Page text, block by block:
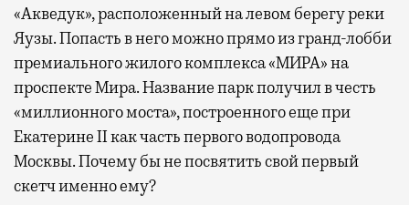
«Акведук», расположенный на левом берегу реки
Яузы. Попасть в него можно прямо из гранд-лобби
премиального жилого комплекса «МИРА» на
проспекте Мира. Название парк получил в честь
«миллионного моста», построенного еще при
Екатерине II как часть первого водопровода
Москвы. Почему бы не посвятить свой первый
скетч именно ему?